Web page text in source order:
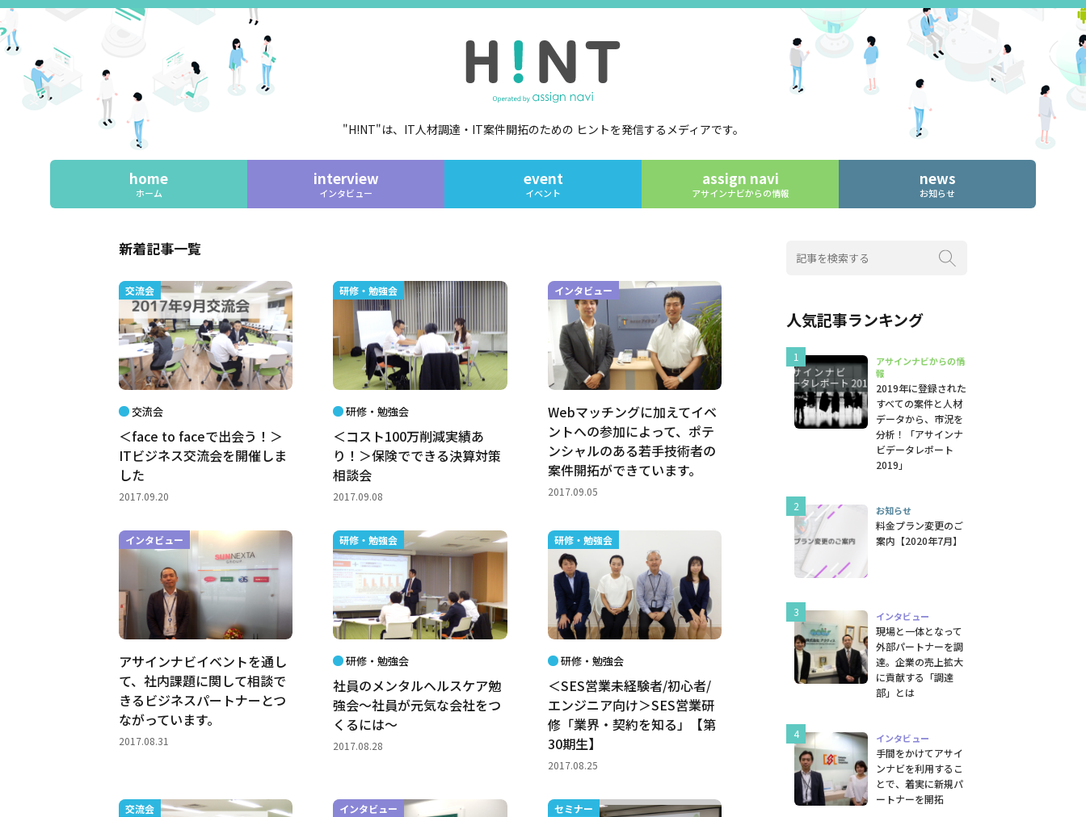
"H!NT"は、IT人材調達・IT案件開拓のための ヒントを発信するメディアです。
home
ホーム
interview
インタビュー
event
イベント
assign navi
アサインナビからの情報
news
お知らせ
新着記事一覧
交流会
交流会
＜face to faceで出会う！＞
ITビジネス交流会を開催しま
した
2017.09.20
研修・勉強会
研修・勉強会
＜コスト100万削減実績あ
り！＞保険でできる決算対策
相談会
2017.09.08
インタビュー
Webマッチングに加えてイベ
ントへの参加によって、ポテ
ンシャルのある若手技術者の
案件開拓ができています。
2017.09.05
インタビュー
アサインナビイベントを通し
て、社内課題に関して相談で
きるビジネスパートナーとつ
ながっています。
2017.08.31
研修・勉強会
研修・勉強会
社員のメンタルヘルスケア勉
強会～社員が元気な会社をつ
くるには～
2017.08.28
研修・勉強会
研修・勉強会
＜SES営業未経験者/初心者/
エンジニア向け＞SES営業研
修「業界・契約を知る」【第
30期生】
2017.08.25
交流会 インタビュー セミナー
人気記事ランキング
アサインナビからの情
報
2019年に登録された
すべての案件と人材
データから、市況を
分析！「アサインナ
ビデータレポート
2019」
お知らせ
料金プラン変更のご
案内【2020年7月】
インタビュー
現場と一体となって
外部パートナーを調
達。企業の売上拡大
に貢献する「調達
部」とは
インタビュー
手間をかけてアサイ
ンナビを利用するこ
とで、着実に新規パ
ートナーを開拓